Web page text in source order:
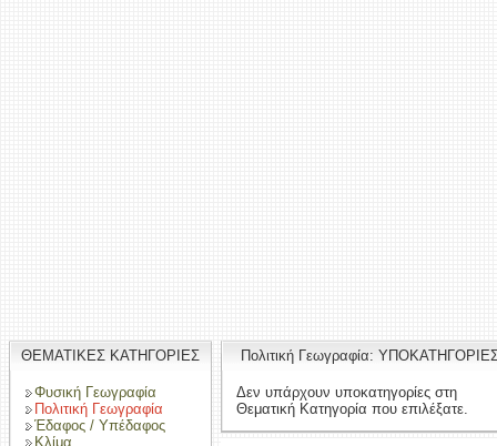
ΘΕΜΑΤΙΚΕΣ ΚΑΤΗΓΟΡΙΕΣ
Φυσική Γεωγραφία
Πολιτική Γεωγραφία
Έδαφος / Υπέδαφος
Κλίμα
Πολιτική Γεωγραφία:
Δεν υπάρχουν υποκατηγορίες στη
Θεματική Κατηγορία που επιλέξατε.